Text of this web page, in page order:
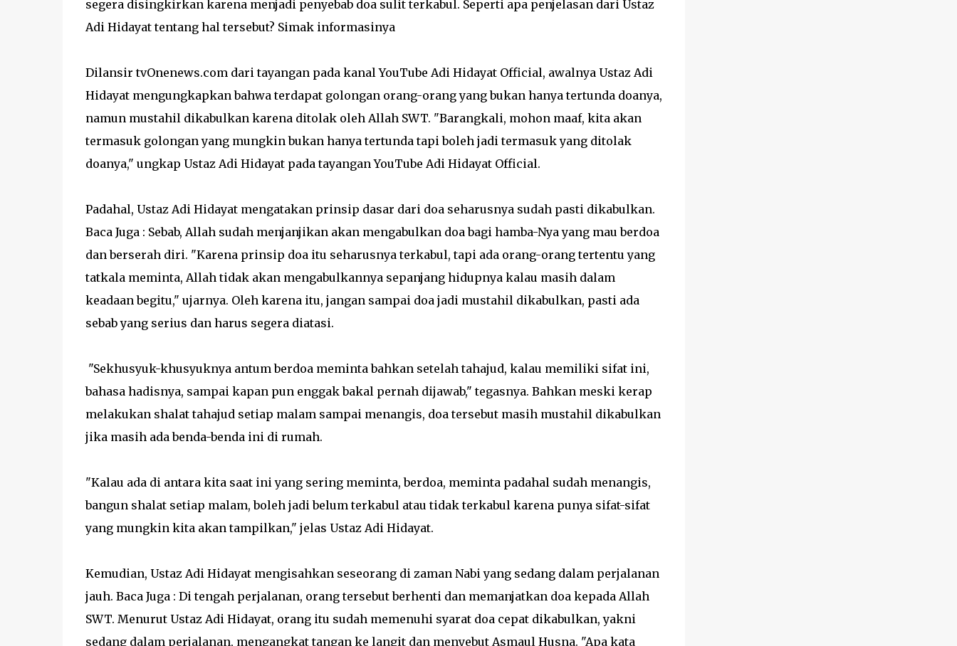
segera disingkirkan karena menjadi penyebab doa sulit terkabul. Seperti apa penjelasan dari Ustaz
Adi Hidayat tentang hal tersebut? Simak informasinya
Dilansir tvOnenews.com dari tayangan pada kanal YouTube Adi Hidayat Official, awalnya Ustaz Adi
Hidayat mengungkapkan bahwa terdapat golongan orang-orang yang bukan hanya tertunda doanya,
namun mustahil dikabulkan karena ditolak oleh Allah SWT. "Barangkali, mohon maaf, kita akan
termasuk golongan yang mungkin bukan hanya tertunda tapi boleh jadi termasuk yang ditolak
doanya," ungkap Ustaz Adi Hidayat pada tayangan YouTube Adi Hidayat Official.
Padahal, Ustaz Adi Hidayat mengatakan prinsip dasar dari doa seharusnya sudah pasti dikabulkan.
Baca Juga : Sebab, Allah sudah menjanjikan akan mengabulkan doa bagi hamba-Nya yang mau berdoa
dan berserah diri. "Karena prinsip doa itu seharusnya terkabul, tapi ada orang-orang tertentu yang
tatkala meminta, Allah tidak akan mengabulkannya sepanjang hidupnya kalau masih dalam
keadaan begitu," ujarnya. Oleh karena itu, jangan sampai doa jadi mustahil dikabulkan, pasti ada
sebab yang serius dan harus segera diatasi.
"Sekhusyuk-khusyuknya antum berdoa meminta bahkan setelah tahajud, kalau memiliki sifat ini,
bahasa hadisnya, sampai kapan pun enggak bakal pernah dijawab," tegasnya. Bahkan meski kerap
melakukan shalat tahajud setiap malam sampai menangis, doa tersebut masih mustahil dikabulkan
jika masih ada benda-benda ini di rumah.
"Kalau ada di antara kita saat ini yang sering meminta, berdoa, meminta padahal sudah menangis,
bangun shalat setiap malam, boleh jadi belum terkabul atau tidak terkabul karena punya sifat-sifat
yang mungkin kita akan tampilkan," jelas Ustaz Adi Hidayat.
Kemudian, Ustaz Adi Hidayat mengisahkan seseorang di zaman Nabi yang sedang dalam perjalanan
jauh. Baca Juga : Di tengah perjalanan, orang tersebut berhenti dan memanjatkan doa kepada Allah
SWT. Menurut Ustaz Adi Hidayat, orang itu sudah memenuhi syarat doa cepat dikabulkan, yakni
sedang dalam perjalanan, mengangkat tangan ke langit dan menyebut Asmaul Husna. "Apa kata